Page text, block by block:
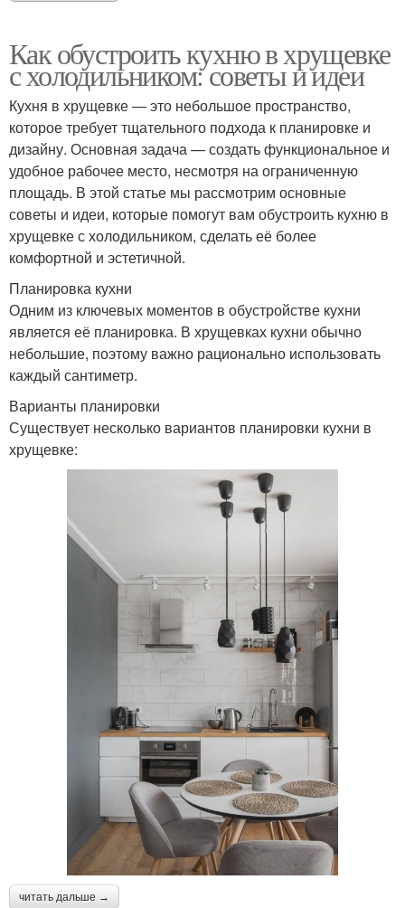
Как обустроить кухню в хрущевке
с холодильником: советы и идеи
Кухня в хрущевке — это небольшое пространство,
которое требует тщательного подхода к планировке и
дизайну. Основная задача — создать функциональное и
удобное рабочее место, несмотря на ограниченную
площадь. В этой статье мы рассмотрим основные
советы и идеи, которые помогут вам обустроить кухню в
хрущевке с холодильником, сделать её более
комфортной и эстетичной.
Планировка кухни
Одним из ключевых моментов в обустройстве кухни
является её планировка. В хрущевках кухни обычно
небольшие, поэтому важно рационально использовать
каждый сантиметр.
Варианты планировки
Существует несколько вариантов планировки кухни в
хрущевке:
читать дальше →